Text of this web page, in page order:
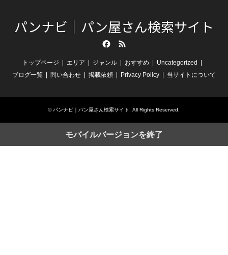
パンナビ｜パン屋さん検索サイト
トップページ エリア ジャンル おすすめ
Uncategorized
ブログ一覧
問い合わせ 掲載依頼 Privacy Policy 当サイトについて
© パンナビ｜パン屋さん検索サイト . All Rights Reserved.
モバイルバージョンを終了